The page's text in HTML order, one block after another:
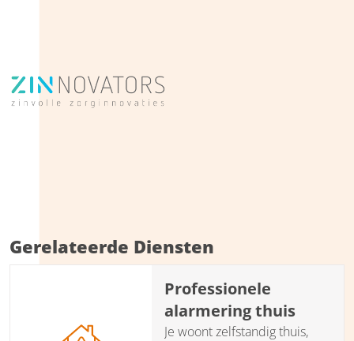
Gerelateerde Diensten
Professionele
alarmering thuis
Je woont zelfstandig thuis,